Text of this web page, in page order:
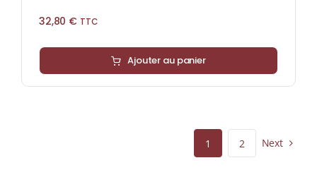
32,80 € TTC
Ajouter au panier
1 2 Next